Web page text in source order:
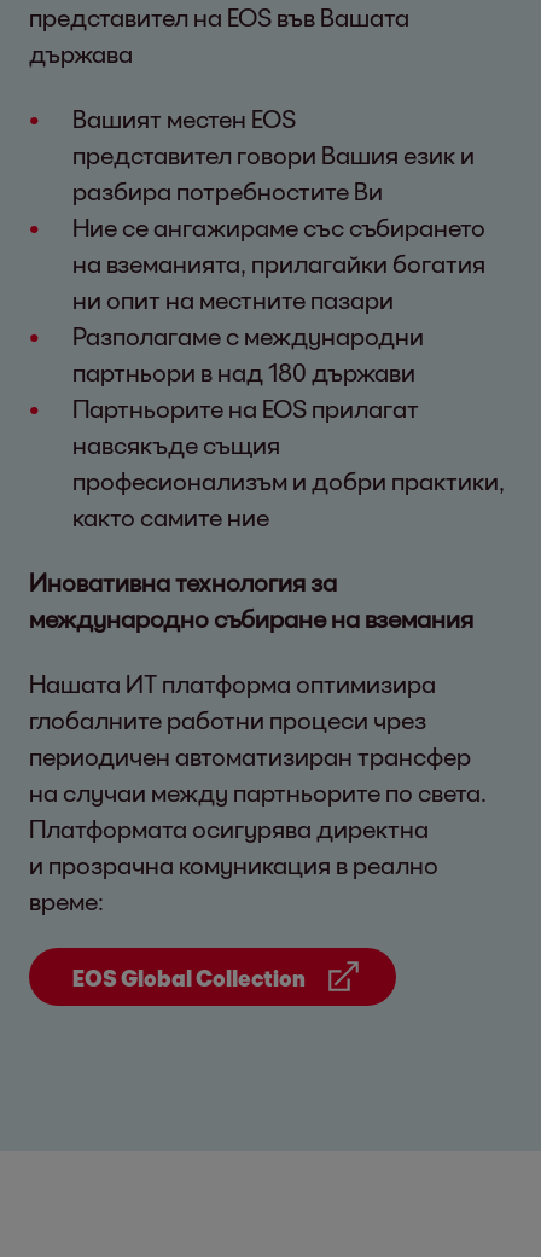
представител на EOS във Вашата
държава
Вашият местен EOS
представител говори Вашия език и
разбира потребностите Ви
Ние се ангажираме със събирането
на вземанията, прилагайки богатия
ни опит на местните пазари
Разполагаме с международни
партньори в над 180 държави
Партньорите на EOS прилагат
навсякъде същия
професионализъм и добри практики,
както самите ние
Иновативна технология за
международно събиране на вземания
Нашата ИТ платформа оптимизира
глобалните работни процеси чрез
периодичен автоматизиран трансфер
на случаи между партньорите по света.
Платформата осигурява директна
и прозрачна комуникация в реално
време:
EOS Global Collection